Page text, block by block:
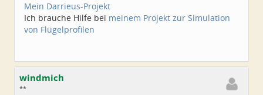
Mein Darrieus-Projekt
Ich brauche Hilfe bei meinem Projekt zur Simulation
von Flügelprofilen
windmich
**